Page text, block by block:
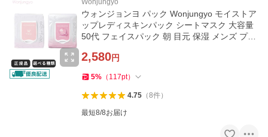
Wonjungyo
ウォンジョンヨ パック Wonjungyo モイストア
ップレディスキンパック シートマスク 大容量
50代 フェイスパック 朝 目元 保湿 メンズ プレ
2,580円
5% （ 117pt）
4.75（8件）
最短8/8お届け